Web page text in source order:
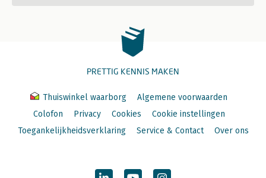
PRETTIG KENNIS MAKEN
Thuiswinkel waarborg
Algemene voorwaarden
Colofon
Privacy Cookies
Cookie instellingen
Toegankelijkheidsverklaring
Service & Contact Over ons